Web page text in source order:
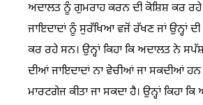
ਅਦਾਲਤ ਨੂੰ ਗੁਮਰਾਹ ਕਰਨ ਦੀ ਕੋਸ਼ਿਸ਼ ਕਰ
ਜਾਇਦਾਦਾਂ ਨੂੰ ਸੁਰੱਖਿਆ ਵਜੋਂ ਰੱਖਣ ਜਾਂ ਉਨ੍ਹਾਂ
ਕਰ ਰਹੇ ਸਨ। ਉਨ੍ਹਾਂ ਕਿਹਾ ਕਿ ਅਦਾਲਤ ਨੇ
ਦੀਆਂ ਜਾਇਦਾਦਾਂ ਨਾ ਵੇਚੀਆਂ ਜਾ ਸਕਦੀਆਂ ਹਨ
ਮਾਰਟਗੇਜ ਕੀਤਾ ਜਾ ਸਕਦਾ ਹੈ। ਉਨ੍ਹਾਂ ਕਿਹਾ